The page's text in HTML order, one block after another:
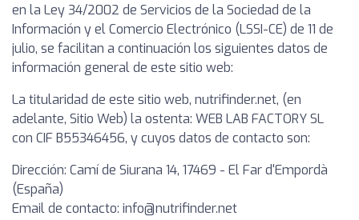
en la Ley 34/2002 de Servicios de la Sociedad de la
Información y el Comercio Electrónico (LSSI-CE) de 11 de
julio, se facilitan a continuación los siguientes datos de
información general de este sitio web:
La titularidad de este sitio web, nutrifinder.net, (en
adelante, Sitio Web) la ostenta: WEB LAB FACTORY SL
con CIF B55346456, y cuyos datos de contacto son:
Dirección: Camí de Siurana 14, 17469 - El Far d'Empordà
(España)
Email de contacto: info@nutrifinder.net